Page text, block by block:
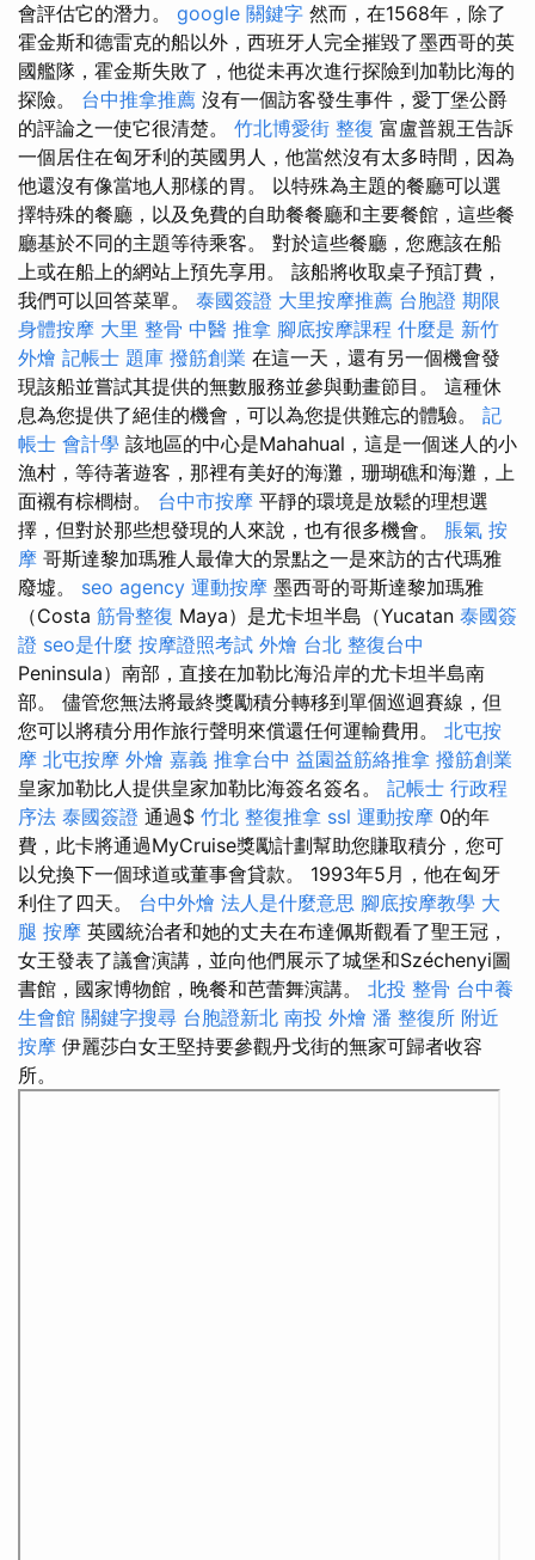
會評估它的潛力。 google 關鍵字 然而，在1568年，除了
霍金斯和德雷克的船以外，西班牙人完全摧毀了墨西哥的英
國艦隊，霍金斯失敗了，他從未再次進行探險到加勒比海的
探險。 台中推拿推薦 沒有一個訪客發生事件，愛丁堡公爵
的評論之一使它很清楚。 竹北博愛街 整復 富盧普親王告訴
一個居住在匈牙利的英國男人，他當然沒有太多時間，因為
他還沒有像當地人那樣的胃。 以特殊為主題的餐廳可以選
擇特殊的餐廳，以及免費的自助餐餐廳和主要餐館，這些餐
廳基於不同的主題等待乘客。 對於這些餐廳，您應該在船
上或在船上的網站上預先享用。 該船將收取桌子預訂費，
我們可以回答菜單。 泰國簽證 大里按摩推薦 台胞證 期限
身體按摩 大里 整骨 中醫 推拿 腳底按摩課程 什麼是 新竹
外燴 記帳士 題庫 撥筋創業 在這一天，還有另一個機會發
現該船並嘗試其提供的無數服務並參與動畫節目。 這種休
息為您提供了絕佳的機會，可以為您提供難忘的體驗。 記
帳士 會計學 該地區的中心是Mahahual，這是一個迷人的小
漁村，等待著遊客，那裡有美好的海灘，珊瑚礁和海灘，上
面襯有棕櫚樹。 台中市按摩 平靜的環境是放鬆的理想選
擇，但對於那些想發現的人來說，也有很多機會。 脹氣 按
摩 哥斯達黎加瑪雅人最偉大的景點之一是來訪的古代瑪雅
廢墟。 seo agency 運動按摩 墨西哥的哥斯達黎加瑪雅
（Costa 筋骨整復 Maya）是尤卡坦半島（Yucatan 泰國簽
證 seo是什麼 按摩證照考試 外燴 台北 整復台中
Peninsula）南部，直接在加勒比海沿岸的尤卡坦半島南
部。 儘管您無法將最終獎勵積分轉移到單個巡迴賽線，但
您可以將積分用作旅行聲明來償還任何運輸費用。 北屯按
摩 北屯按摩 外燴 嘉義 推拿台中 益園益筋絡推拿 撥筋創業
皇家加勒比人提供皇家加勒比海簽名簽名。 記帳士 行政程
序法 泰國簽證 通過$ 竹北 整復推拿 ssl 運動按摩 0的年
費，此卡將通過MyCruise獎勵計劃幫助您賺取積分，您可
以兌換下一個球道或董事會貸款。 1993年5月，他在匈牙
利住了四天。 台中外燴 法人是什麼意思 腳底按摩教學 大
腿 按摩 英國統治者和她的丈夫在布達佩斯觀看了聖王冠，
女王發表了議會演講，並向他們展示了城堡和Széchenyi圖
書館，國家博物館，晚餐和芭蕾舞演講。 北投 整骨 台中養
生會館 關鍵字搜尋 台胞證新北 南投 外燴 潘 整復所 附近
按摩 伊麗莎白女王堅持要參觀丹戈街的無家可歸者收容
所。